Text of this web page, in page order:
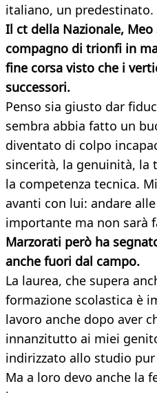
italiano, un predestinato.
Il ct della Nazionale, Meo
compagno di trionfi in
fine corsa visto che i
successori.
Penso sia giusto dar
sembra abbia fatto un
diventato di colpo
sincerità, la genuinità, la
la competenza tecnica.
avanti con lui: andare
importante ma non sarà
Marzorati però ha
anche fuori dal campo.
La laurea, che supera
formazione scolastica è
lavoro anche dopo aver
innanzitutto ai miei
indirizzato allo studio
Ma a loro devo anche la